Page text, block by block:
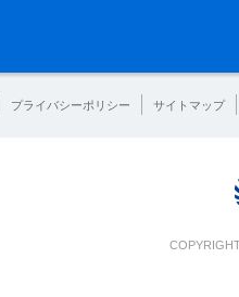
プライバシーポリシー サイトマップ